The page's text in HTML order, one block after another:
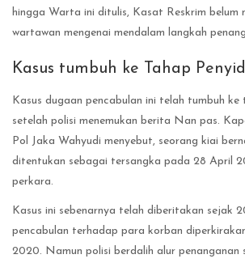
hingga Warta ini ditulis, Kasat Reskrim belum
wartawan mengenai mendalam langkah
Kasus tumbuh ke Tahap
Kasus dugaan pencabulan ini telah tumbuh ke
setelah polisi menemukan berita Nan pas.
Pol Jaka Wahyudi menyebut, seorang kiai
ditentukan sebagai tersangka pada 28 April
perkara.
Kasus ini sebenarnya telah diberitakan sejak
pencabulan terhadap para korban
2020. Namun polisi berdalih alur penanganan